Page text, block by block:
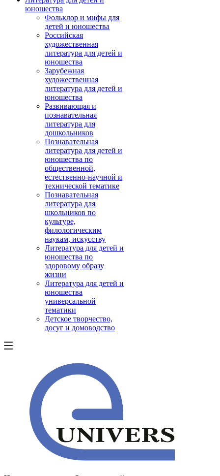
юношества
Фольклор и мифы для
детей и юношества
Российская
художественная
литература для детей и
юношества
Зарубежная
художественная
литература для детей и
юношества
Развивающая и
познавательная
литература для
дошкольников
Познавательная
литература для детей и
юношества по
общественной,
естественно-научной и
технической тематике
Познавательная
литература для
школьников по
культуре,
филологическим
наукам, искусству
Литература для детей и
юношества по
здоровому образу
жизни
Литература для детей и
юношества
универсальной
тематики
Детское творчество,
досуг и домоводство